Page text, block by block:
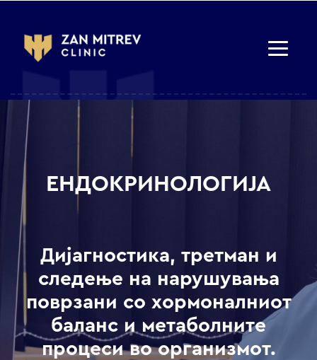
ЕНДОКРИНОЛОГИЈА
Дијагностика, третман и
следење на нарушувања
поврзани со хормоналниот
баланс и метаболните
процеси во организмот.